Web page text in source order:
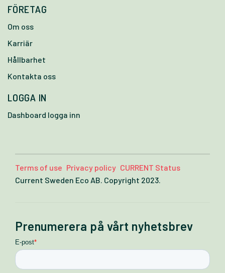
FÖRETAG
Om oss
Karriär
Hållbarhet
Kontakta oss
LOGGA IN
Dashboard logga inn
Terms of use Privacy policy CURRENT Status
Current Sweden Eco AB. Copyright 2023.
Prenumerera på vårt nyhetsbrev